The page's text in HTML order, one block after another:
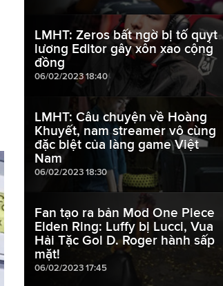
LMHT: Zeros bất ngờ bị tố quỵt
lương Editor gây xôn xao cộng
đồng
06/02/2023 18:40
LMHT: Câu chuyện về Hoàng
Khuyết, nam streamer vô cùng
đặc biệt của làng game Việt
Nam
06/02/2023 18:30
Fan tạo ra bản Mod One Piece
Elden Ring: Luffy bị Lucci, Vua
Hải Tặc Gol D. Roger hành sấp
mặt!
06/02/2023 17:45